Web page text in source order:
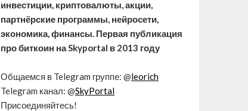
инвестиции, криптовалюты, акции,
партнёрские программы, нейросети,
экономика, финансы. Первая публикация
про биткоин на Skyportal в 2013 году
Общаемся в Telegram группе: @leorich
Telegram канал: @SkyPortal
Присоединяйтесь!